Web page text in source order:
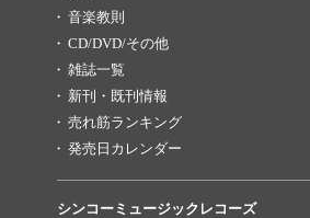
音楽教則
CD/DVD/その他
雑誌一覧
新刊・既刊情報
売れ筋ランキング
発売日カレンダー
シンコーミュージックレコーズ